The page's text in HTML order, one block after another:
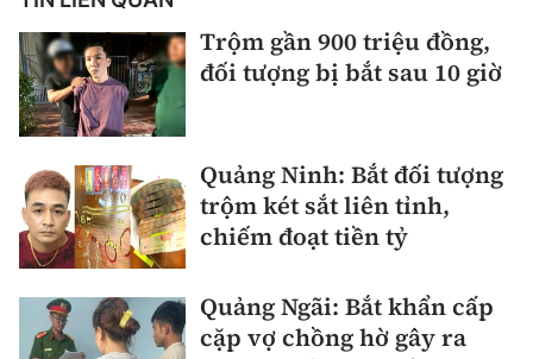
Trộm gần 900 triệu đồng,
đối tượng bị bắt sau 10 giờ
Quảng Ninh: Bắt đối tượng
trộm két sắt liên tỉnh,
chiếm đoạt tiền tỷ
Quảng Ngãi: Bắt khẩn cấp
cặp vợ chồng hờ gây ra